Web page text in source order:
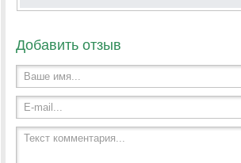
Добавить отзыв
Ваше имя...
E-mail...
Текст комментария...